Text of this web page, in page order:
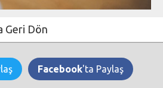
Geri Dön
Facebook'ta Paylaş